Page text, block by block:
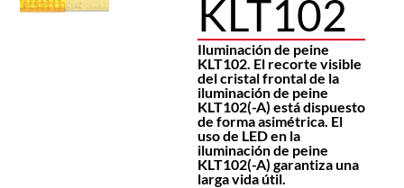
KLT102
Iluminación de peine
KLT102. El recorte visible
del cristal frontal de la
iluminación de peine
KLT102(-A) está dispuesto
de forma asimétrica. El
uso de LED en la
iluminación de peine
KLT102(-A) garantiza una
larga vida útil.